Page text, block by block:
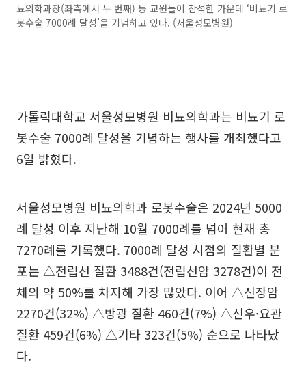
뇨의학과장(좌측에서 두 번째) 등 교원들이 참석한 가운데 ‘비뇨기 로
봇수술 7000례 달성’을 기념하고 있다. (서울성모병원)
가톨릭대학교 서울성모병원 비뇨의학과는 비뇨기 로
봇수술 7000례 달성을 기념하는 행사를 개최했다고
6일 밝혔다.
서울성모병원 비뇨의학과 로봇수술은 2024년 5000
례 달성 이후 지난해 10월 7000례를 넘어 현재 총
7270례를 기록했다. 7000례 달성 시점의 질환별 분
포는 △전립선 질환 3488건(전립선암 3278건)이 전
체의 약 50%를 차지해 가장 많았다. 이어 △신장암
2270건(32%) △방광 질환 460건(7%) △신우·요관
질환 459건(6%) △기타 323건(5%) 순으로 나타났
다.